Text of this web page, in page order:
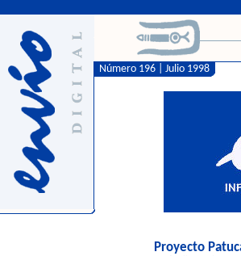
Número 196 | Julio 1998
Proyecto